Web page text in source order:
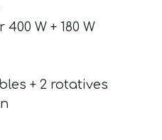
W + 180 W
+ 2 rotatives